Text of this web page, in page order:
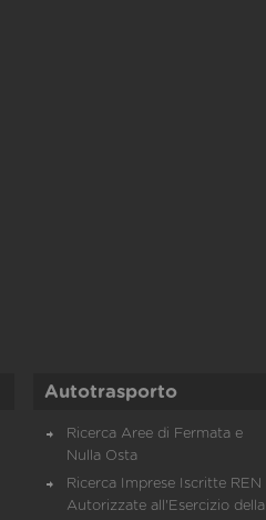
Autotrasporto
Ricerca Aree di Fermata e
Nulla Osta
Ricerca Imprese Iscritte REN
Autorizzate all'Esercizio della